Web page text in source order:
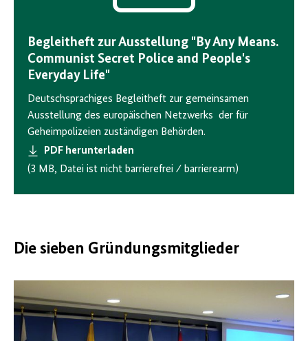
Begleitheft zur Ausstellung "By Any Means.
Communist Secret Police and People's
Everyday Life"
Deutschsprachiges Begleitheft zur gemeinsamen
Ausstellung des europäischen Netzwerks der für
Geheimpolizeien zuständigen Behörden.
PDF herunterladen
(3 MB, Datei ist nicht barrierefrei ⁄ barrierearm)
Die sieben Gründungsmitglieder